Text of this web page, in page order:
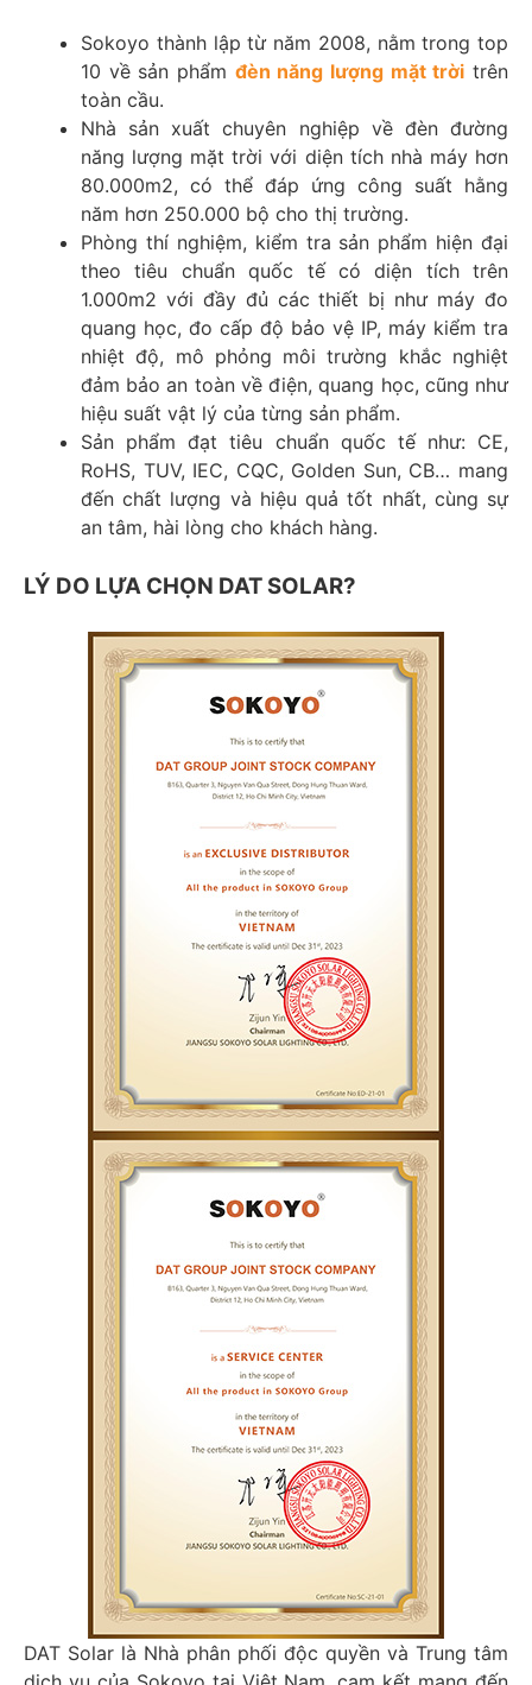
Sokoyo thành lập từ năm 2008, nằm trong top
10 về sản phẩm đèn năng lượng mặt trời trên
toàn cầu.
Nhà sản xuất chuyên nghiệp về đèn đường
năng lượng mặt trời với diện tích nhà máy hơn
80.000m2, có thể đáp ứng công suất hằng
năm hơn 250.000 bộ cho thị trường.
Phòng thí nghiệm, kiểm tra sản phẩm hiện đại
theo tiêu chuẩn quốc tế có diện tích trên
1.000m2 với đầy đủ các thiết bị như máy đo
quang học, đo cấp độ bảo vệ IP, máy kiểm tra
nhiệt độ, mô phỏng môi trường khắc nghiệt
đảm bảo an toàn về điện, quang học, cũng như
hiệu suất vật lý của từng sản phẩm.
Sản phẩm đạt tiêu chuẩn quốc tế như: CE,
RoHS, TUV, IEC, CQC, Golden Sun, CB… mang
đến chất lượng và hiệu quả tốt nhất, cùng sự
an tâm, hài lòng cho khách hàng.
LÝ DO LỰA CHỌN DAT SOLAR?
DAT Solar là Nhà phân phối độc quyền và Trung tâm